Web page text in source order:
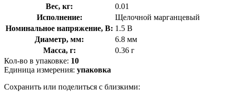
Вес, кг:
0.01
Исполнение:
Щелочной марганцевый
Номинальное напряжение, В: 1.5 В
Диаметр, мм:
6.8 мм
Масса, г:
0.36 г
Кол-во в упаковке: 10
Единица измерения: упаковка
Сохранить или поделиться с близкими: